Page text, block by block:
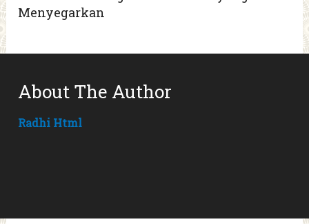
Menyegarkan
About The Author
Radhi Html